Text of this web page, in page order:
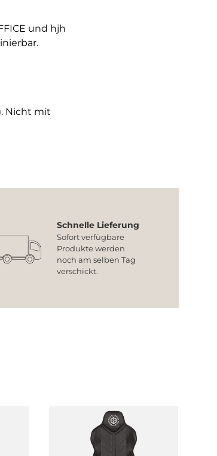
und hjh
Nicht mit
Schnelle Lieferung
Sofort verfügbare
Produkte werden
noch am selben Tag
verschickt.